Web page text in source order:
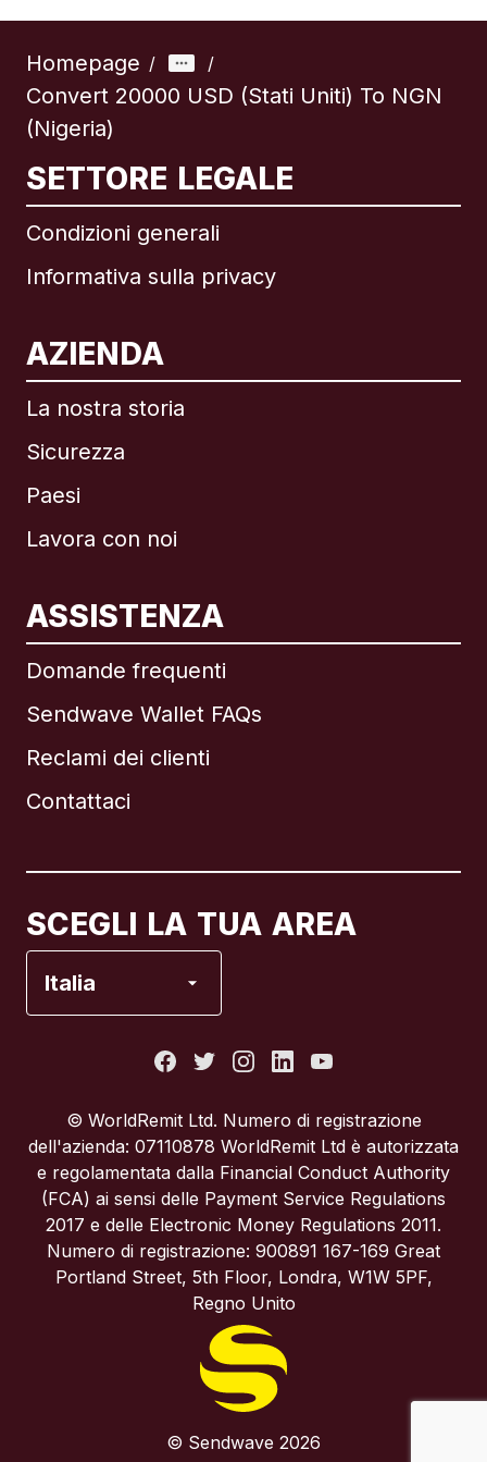
Homepage / /
Convert 20000 USD (Stati Uniti) To NGN
(Nigeria)
SETTORE LEGALE
Condizioni generali
Informativa sulla privacy
AZIENDA
La nostra storia
Sicurezza
Paesi
Lavora con noi
ASSISTENZA
Domande frequenti
Sendwave Wallet FAQs
Reclami dei clienti
Contattaci
SCEGLI LA TUA AREA
Italia
Internazionale English
Brasile
Regno Unito
Spagna
© WorldRemit Ltd. Numero di registrazione
dell'azienda: 07110878 WorldRemit Ltd è autorizzata
e regolamentata dalla Financial Conduct Authority
(FCA) ai sensi delle Payment Service Regulations
2017 e delle Electronic Money Regulations 2011.
Numero di registrazione: 900891 167-169 Great
Portland Street, 5th Floor, Londra, W1W 5PF,
Regno Unito
© Sendwave 2026